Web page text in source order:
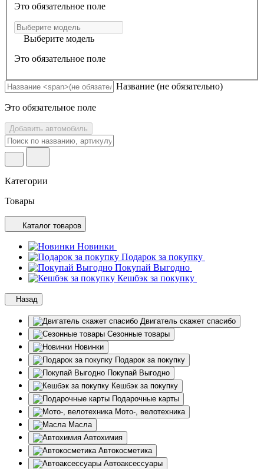
Это обязательное поле
Выберите модель
Это обязательное поле
Название (не обязательно)
Это обязательное поле
Добавить автомобиль
Категории
Товары
Каталог товаров
Новинки
Подарок за покупку
Покупай Выгодно
Кешбэк за покупку
Назад
Двигатель скажет спасибо
Сезонные товары
Новинки
Подарок за покупку
Покупай Выгодно
Кешбэк за покупку
Подарочные карты
Мото-, велотехника
Масла
Автохимия
Автокосметика
Автоаксессуары